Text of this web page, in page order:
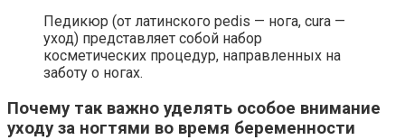
Педикюр (от латинского pedis — нога, cura —
уход) представляет собой набор
косметических процедур, направленных на
заботу о ногах.
Почему так важно уделять особое внимание
уходу за ногтями во время беременности